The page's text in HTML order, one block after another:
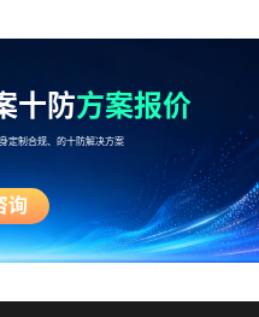
十防方案报价
定制合规、的十防解决方案
询